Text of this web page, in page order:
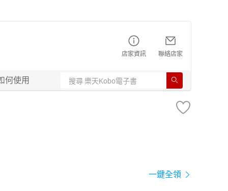
店家資訊 聯絡店家
何使用
一鍵全領